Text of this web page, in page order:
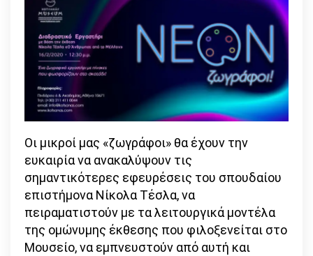
Οι μικροί μας «ζωγράφοι» θα έχουν την
ευκαιρία να ανακαλύψουν τις
σημαντικότερες εφευρέσεις του σπουδαίου
επιστήμονα Νίκολα Τέσλα, να
πειραματιστούν με τα λειτουργικά μοντέλα
της ομώνυμης έκθεσης που φιλοξενείται στο
Μουσείο, να εμπνευστούν από αυτή και